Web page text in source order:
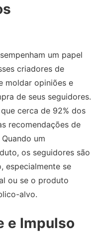
um papel
criadores de
moldar opiniões e
de seus seguidores.
cerca de 92% dos
recomendações de
um
os seguidores são
especialmente se
ou se o produto
alvo.
e Impulso